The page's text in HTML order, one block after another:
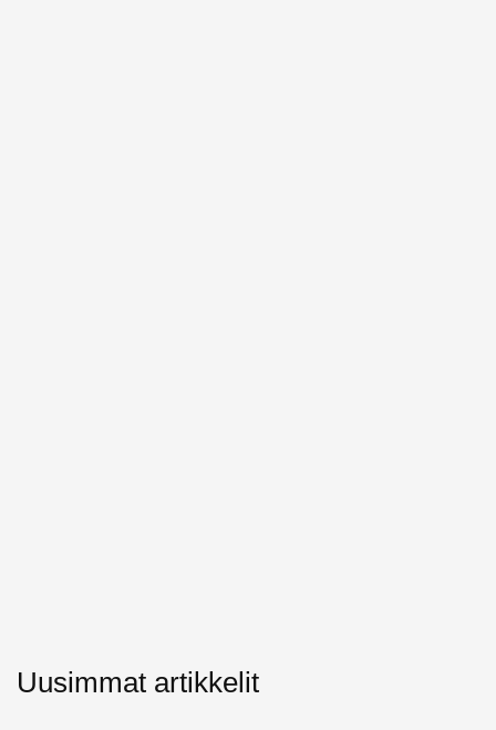
Uusimmat artikkelit